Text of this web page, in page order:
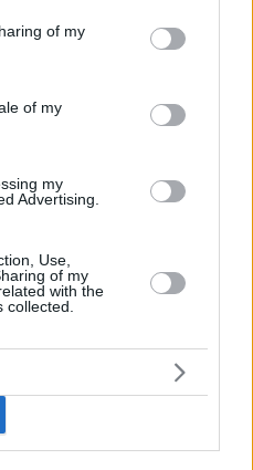
behaviour. You may click to
and its third-party tags to
purposes in below Google
of my
of my
my
Advertising.
Use,
of my
with the
υποψηφίων προέδρων
της Διάσκεψης των
σε ψηφοφορία – Ποιοι